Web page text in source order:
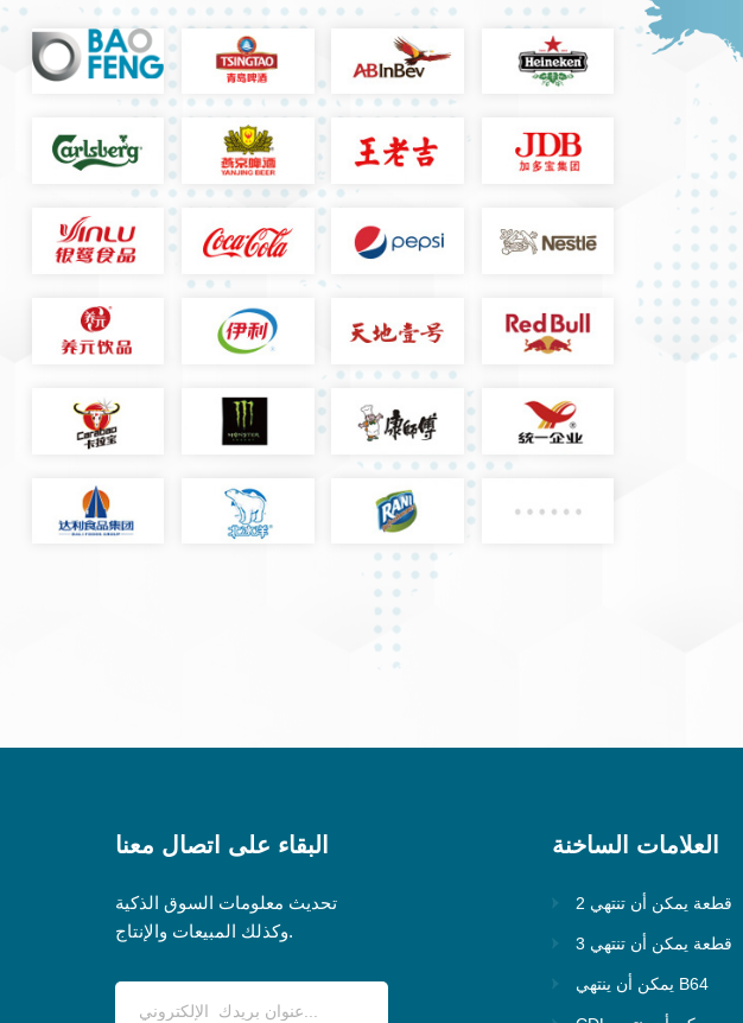
البقاء على اتصال معنا
تحديث معلومات السوق الذكية
وكذلك المبيعات والإنتاج.
العلامات الساخنة
2 قطعة يمكن أن تنتهي
3 قطعة يمكن أن تنتهي
يمكن أن ينتهي B64